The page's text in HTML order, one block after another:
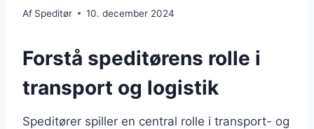
Af Speditør 10. december 2024
Forstå speditørens rolle i
transport og logistik
Speditører spiller en central rolle i transport- og